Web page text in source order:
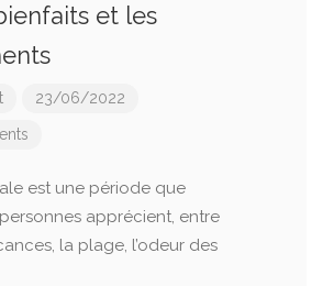
et les
23/06/2022
est une période que
apprécient, entre
la plage, l’odeur des